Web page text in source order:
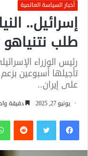
أخبار السياسة العالمية
إسرائيل..
طلب
رئيس الوزراء
تأجيلها أسبوعين
على إيران..
يونيو 27, 2025 دقيقة
فيسبوكتويتر